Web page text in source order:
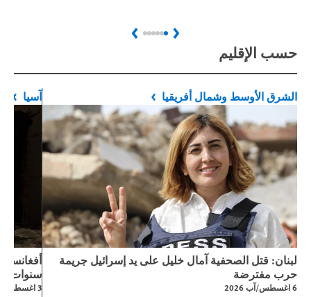
Previous
Next
حسب الإقليم
الشرق الأوسط وشمال أفريقيا
لبنان: قتل الصحفية آمال خليل على يد إسرائيل جريمة
حرب مفترضة
6 اغسطس/آب 2026
آسيا
سنوات
3 اغسطس/آب 2026